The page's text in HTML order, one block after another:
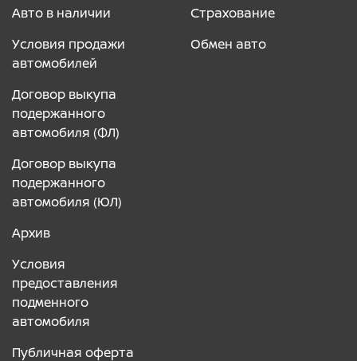
Авто в наличии
Условия продажи
автомобилей
Договор выкупа
подержанного
автомобиля (ФЛ)
Договор выкупа
подержанного
автомобиля (ЮЛ)
Архив
Условия
предоставления
подменного
автомобиля
Публичная оферта
Страхование
Обмен авто